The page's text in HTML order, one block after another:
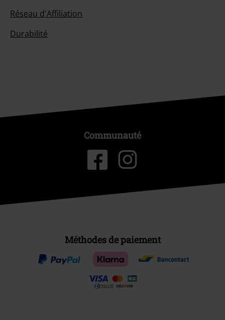
Réseau d'Affiliation
Durabilité
Communauté
Méthodes de paiement